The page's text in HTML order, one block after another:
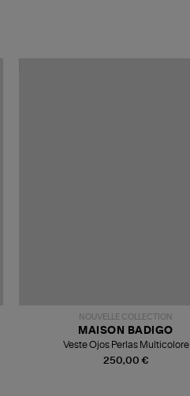
NOUVELLE COLLECTION
250,00 €
MAISON BADIGO
Veste Ojos Perlas Multicolore